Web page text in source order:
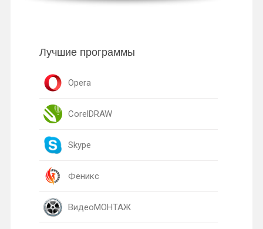
Лучшие программы
Opera
CorelDRAW
Skype
Феникс
ВидеоМОНТАЖ